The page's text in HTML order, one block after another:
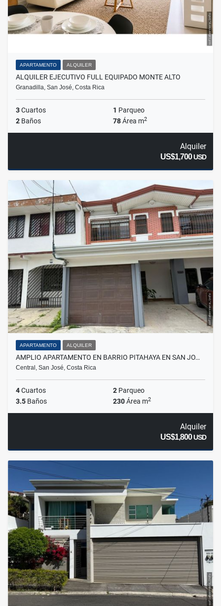
APARTAMENTO ALQUILER
ALQUILER EJECUTIVO FULL EQUIPADO MONTE ALTO
Granadilla, San José, Costa Rica
3Cuartos 1 Parqueo
2 Baños 78Área m2
Alquiler
US$1,700USD
APARTAMENTO ALQUILER
AMPLIO APARTAMENTO EN BARRIO PITAHAYA EN SAN JO…
Central, San José, Costa Rica
4Cuartos 2 Parqueo
3.5 Baños 230Área m2
Alquiler
US$1,800USD